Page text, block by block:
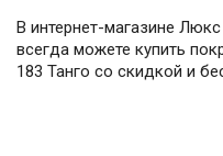
В интернет-магазине
всегда можете купить
183 Танго со скидкой и